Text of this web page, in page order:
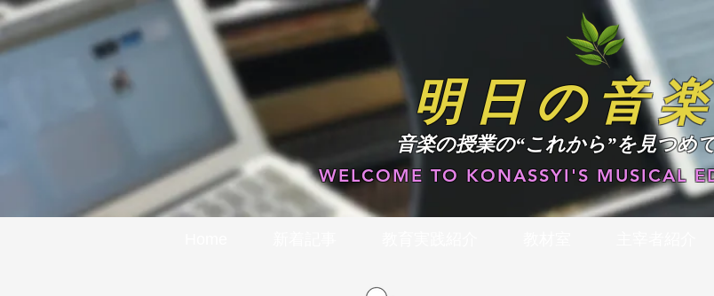
明日の音
音楽の授業の“これから”を見つめ
WELCOME TO KONASSYI'S MUSICAL